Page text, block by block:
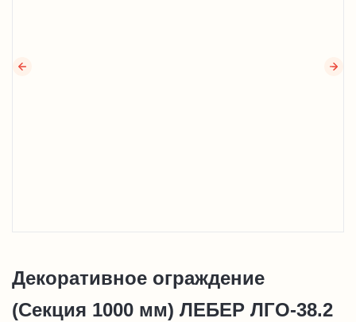
Декоративное ограждение
(Секция 1000 мм) ЛЕБЕР ЛГО-38.2